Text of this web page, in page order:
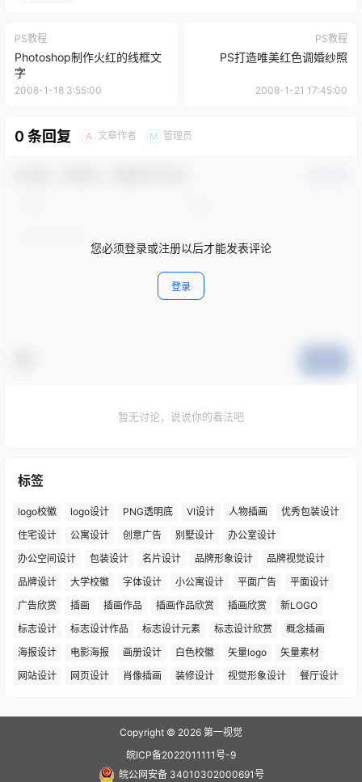
PS教程
Photoshop制作火红的线框文
字
2008-1-18 3:55:00
PS教程
PS打造唯美红色调婚纱照
2008-1-21 17:45:00
0 条回复 A 文章作者 M 管理员
您必须登录或注册以后才能发表评论
登录
暂无讨论，说说你的看法吧
标签
logo校徽 logo设计 PNG透明底 VI设计 人物插画
优秀包装设计
住宅设计
公寓设计 创意广告 别墅设计
办公室设计
办公空间设计
包装设计 名片设计 品牌形象设计
品牌视觉设计
品牌设计
大学校徽 字体设计 小公寓设计 平面广告
平面设计
广告欣赏
插画 插画作品 插画作品欣赏 插画欣赏
新LOGO
标志设计
标志设计作品 标志设计元素 标志设计欣赏
概念插画
海报设计
电影海报 画册设计 白色校徽 矢量logo
矢量素材
网站设计
网页设计 肖像插画 装修设计 视觉形象设计 餐厅设计
Copyright © 2026 第一视觉
皖ICP备2022011111号-9
皖公网安备 34010302000691号